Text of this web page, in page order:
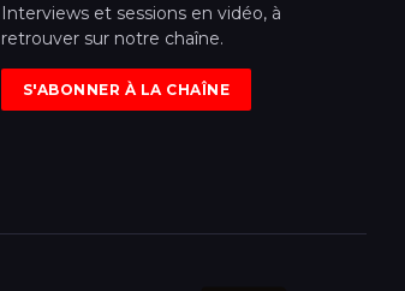
Interviews et sessions en vidéo, à
retrouver sur notre chaîne.
S'ABONNER À LA CHAÎNE